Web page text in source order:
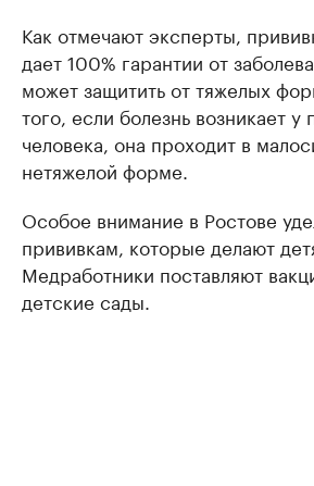
Как отмечают эксперты,
дает 100% гарантии от
может защитить от тяжелых
того, если болезнь возникает у
человека, она проходит в
нетяжелой форме.
Особое внимание в Ростове
прививкам, которые делают
Медработники поставляют
детские сады.